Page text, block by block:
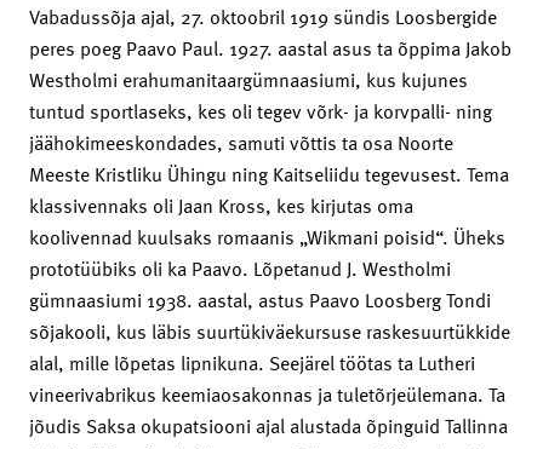
Vabadussõja ajal, 27. oktoobril 1919 sündis Loosbergide
peres poeg Paavo Paul. 1927. aastal asus ta õppima Jakob
Westholmi erahumanitaargümnaasiumi, kus kujunes
tuntud sportlaseks, kes oli tegev võrk- ja korvpalli- ning
jäähokimeeskondades, samuti võttis ta osa Noorte
Meeste Kristliku Ühingu ning Kaitseliidu tegevusest. Tema
klassivennaks oli Jaan Kross, kes kirjutas oma
koolivennad kuulsaks romaanis „Wikmani poisid“. Üheks
prototüübiks oli ka Paavo. Lõpetanud J. Westholmi
gümnaasiumi 1938. aastal, astus Paavo Loosberg Tondi
sõjakooli, kus läbis suurtükiväekursuse raskesuurtükkide
alal, mille lõpetas lipnikuna. Seejärel töötas ta Lutheri
vineerivabrikus keemiaosakonnas ja tuletõrjeülemana. Ta
jõudis Saksa okupatsiooni ajal alustada õpinguid Tallinna